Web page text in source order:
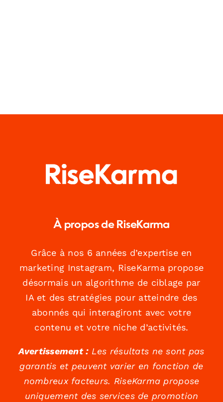
À propos de RiseKarma
Grâce à nos 6 années d’expertise en
marketing Instagram, RiseKarma propose
désormais un algorithme de ciblage par
IA et des stratégies pour atteindre des
abonnés qui interagiront avec votre
contenu et votre niche d’activités.
Avertissement :Les résultats ne sont pas
garantis et peuvent varier en fonction de
nombreux facteurs. RiseKarma propose
uniquement des services de promotion